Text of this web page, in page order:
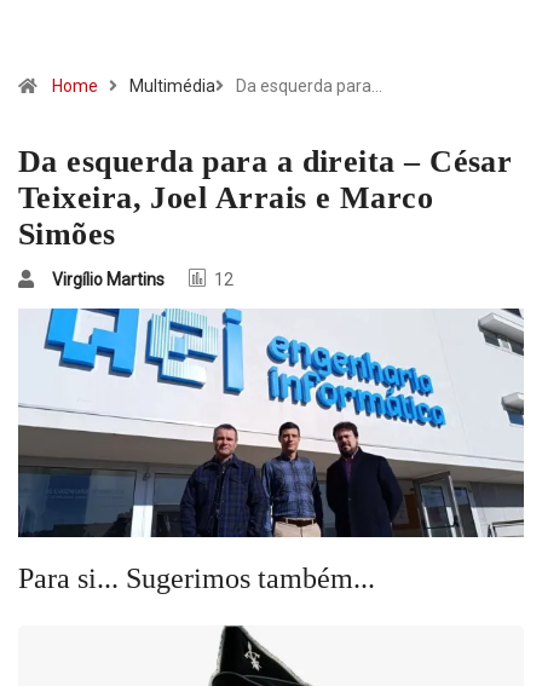
Home Multimédia Da esquerda para…
Da esquerda para a direita – César
Teixeira, Joel Arrais e Marco
Simões
Virgílio Martins 12
Para si... Sugerimos também...